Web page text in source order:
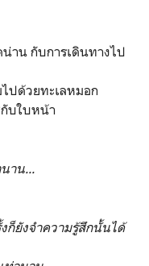
าน กับการเดินทางไป
ปด้วยทะเลหมอก
บใบหน้า
าน...
ก็ยังจำความรู้สึกนั้นได้